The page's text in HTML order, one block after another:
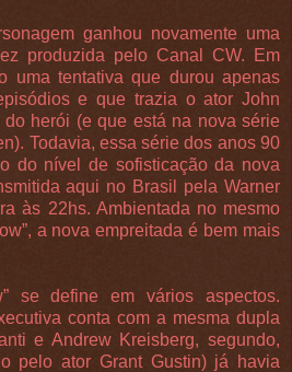
ganhou novamente uma
produzida pelo Canal CW. Em
uma tentativa que durou apenas
e que trazia o ator John
herói (e que está na nova série
Todavia, essa série dos anos 90
do nível de sofisticação da nova
aqui no Brasil pela Warner
às 22hs. Ambientada no mesmo
a nova empreitada é bem mais
se define em vários aspectos.
conta com a mesma dupla
e Andrew Kreisberg, segundo,
pelo ator Grant Gustin) já havia